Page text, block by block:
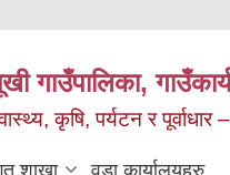
गाउँपालिका,
कृषि, पर्यटन र
शाखा वडा कार्यालयहरु